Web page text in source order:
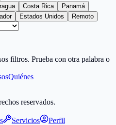
Costa Rica
Panamá
Estados Unidos Remoto
filtros. Prueba con otra palabra o
Quiénes
reservados.
Servicios Perfil